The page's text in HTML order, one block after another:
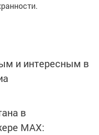
и интересным в
в
MАХ: